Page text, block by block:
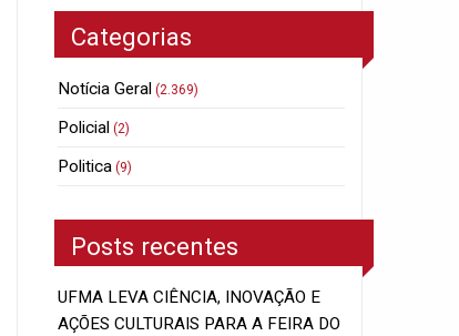
Categorias
Notícia Geral (2.369)
Policial (2)
Politica (9)
Posts recentes
UFMA LEVA CIÊNCIA, INOVAÇÃO E
AÇÕES CULTURAIS PARA A FEIRA DO